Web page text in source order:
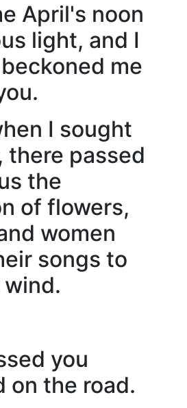
April's noon
light, and I
me
I sought
there passed
the
of flowers,
women
songs to
you
on the road.